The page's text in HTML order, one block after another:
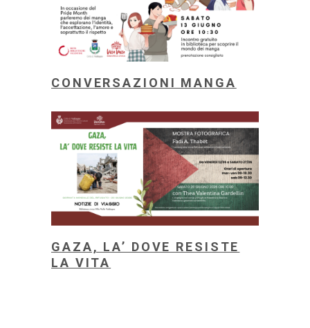
CONVERSAZIONI MANGA
GAZA, LA’ DOVE RESISTE
LA VITA